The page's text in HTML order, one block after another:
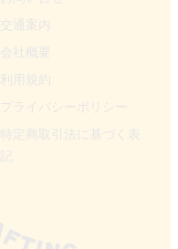
交通案内
会社概要
利用規約
プライバシーポリシー
特定商取引法に基づく表
記